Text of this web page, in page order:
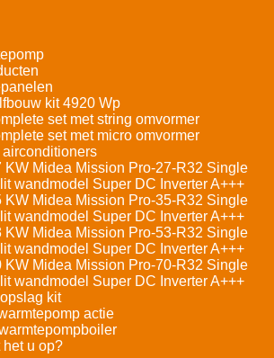
kit 4920 Wp
set met string omvormer
set met micro omvormer
airconditioners
KW Midea Mission Pro-27-R32 Single
wandmodel Super DC Inverter A+++
KW Midea Mission Pro-35-R32 Single
wandmodel Super DC Inverter A+++
KW Midea Mission Pro-53-R32 Single
wandmodel Super DC Inverter A+++
KW Midea Mission Pro-70-R32 Single
wandmodel Super DC Inverter A+++
kit
actie
het u op?